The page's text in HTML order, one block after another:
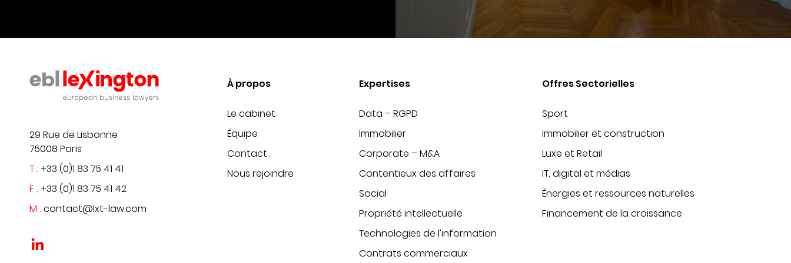
29 Rue de Lisbonne
75008 Paris
T : +33 (0)1 83 75 41 41
F : +33 (0)1 83 75 41 42
M : contact@lxt-law.com
À propos
Le cabinet
Équipe
Contact
Nous rejoindre
Expertises
Data – RGPD
Immobilier
Corporate – M&A
Contentieux des affaires
Social
Propriété intellectuelle
Technologies de l’information
Contrats commerciaux
Offres Sectorielles
Sport
Immobilier et construction
Luxe et Retail
IT, digital et médias
Énergies et ressources naturelles
Financement de la croissance